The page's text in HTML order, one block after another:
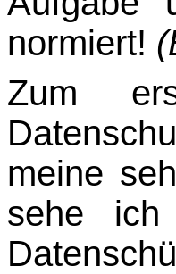
normiert!
Zum
meine
sehe ich